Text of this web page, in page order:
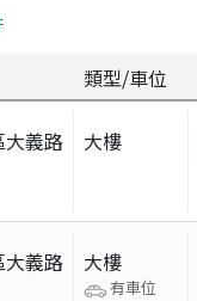
類型/車位
義路
大樓
義路
大樓
有車位